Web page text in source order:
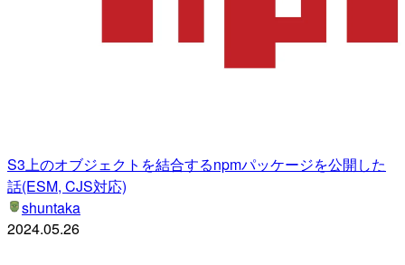
S3上のオブジェクトを結合するnpmパッケージを公開した
話(ESM, CJS対応)
shuntaka
2024.05.26